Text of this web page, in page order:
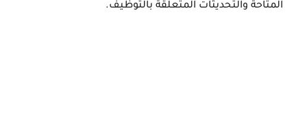
المتاحة والتحديثات المتعلقة بالتوظيف.